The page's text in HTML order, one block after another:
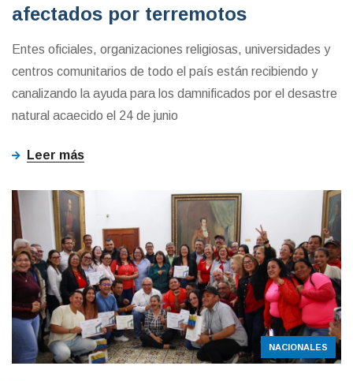
afectados por terremotos
Entes oficiales, organizaciones religiosas, universidades y
centros comunitarios de todo el país están recibiendo y
canalizando la ayuda para los damnificados por el desastre
natural acaecido el 24 de junio
Leer más
NACIONALES